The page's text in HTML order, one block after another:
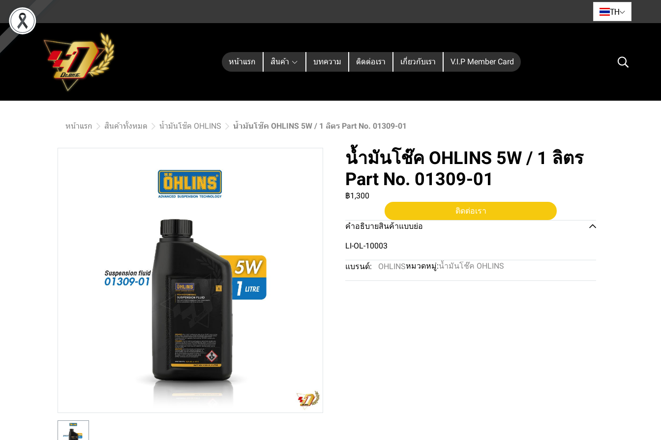
TH
หน้าแรก สินค้า บทความ ติดต่อเรา เกี่ยวกับเรา V.I.P Member Card
หน้าแรก สินค้าทั้งหมด น้ำมันโช๊ค OHLINS น้ำมันโช๊ค OHLINS 5W / 1 ลิตร Part No. 01309-01
น้ำมันโช๊ค OHLINS 5W / 1 ลิตร
Part No. 01309-01
฿1,300
ติดต่อเรา
คำอธิบายสินค้าแบบย่อ
LI-OL-10003
แบรนด์: OHLINSหมวดหมู่:น้ำมันโช๊ค OHLINS